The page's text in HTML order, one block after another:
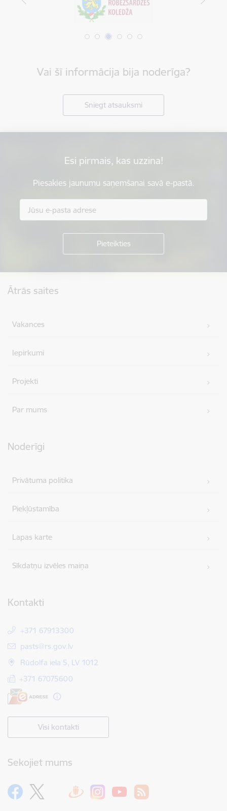
Vai šī informācija bija noderīga?
Sniegt atsauksmi
Esi pirmais, kas uzzina!
Piesakies jaunumu saņemšanai savā e-pastā.
Ātrās saites
Vakances
Iepirkumi
Projekti
Par mums
Noderīgi
Privātuma politika
Piekļūstamība
Lapas karte
Sīkdatņu izvēles maiņa
Kontakti
+371 67913300
E-pasts:
pasts@rs.gov.lv
Rūdolfa iela 5, LV 1012
+371 67075600
Visi kontakti
Sekojiet mums